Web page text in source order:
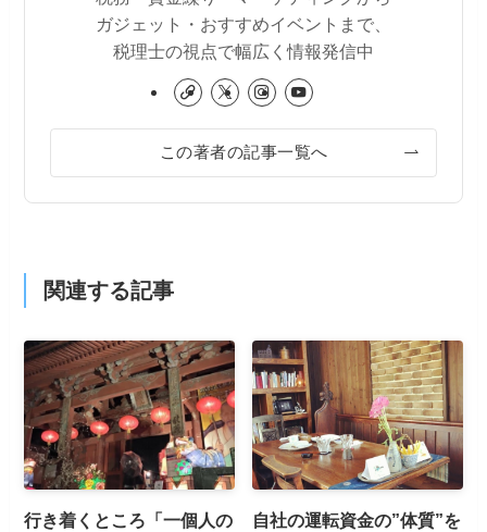
ガジェット・おすすめイベントまで、
税理士の視点で幅広く情報発信中
この著者の記事一覧へ
関連する記事
行き着くところ「一個人の
自社の運転資金の”体質”を